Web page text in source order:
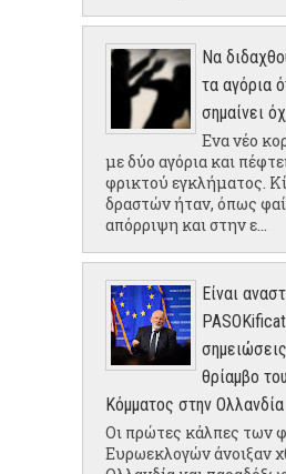
Να
τα αγόρια
σημαίνει
Ενα νέο
με δύο αγόρια και
φρικτού εγκλήματος.
δραστών ήταν, όπως
απόρριψη και στην ε...
Είναι
θρίαμβο
Κόμματος στην Ολλανδία
Οι πρώτες κάλπες των
Ευρωεκλογών άνοιξαν